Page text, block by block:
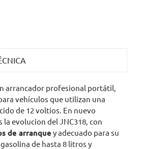
arrancador profesional portátil,
vehículos que utilizan una
de 12 voltios. En nuevo
la evolucion del JNC318, con
de arranque y adecuado para su
de hasta 8 litros y